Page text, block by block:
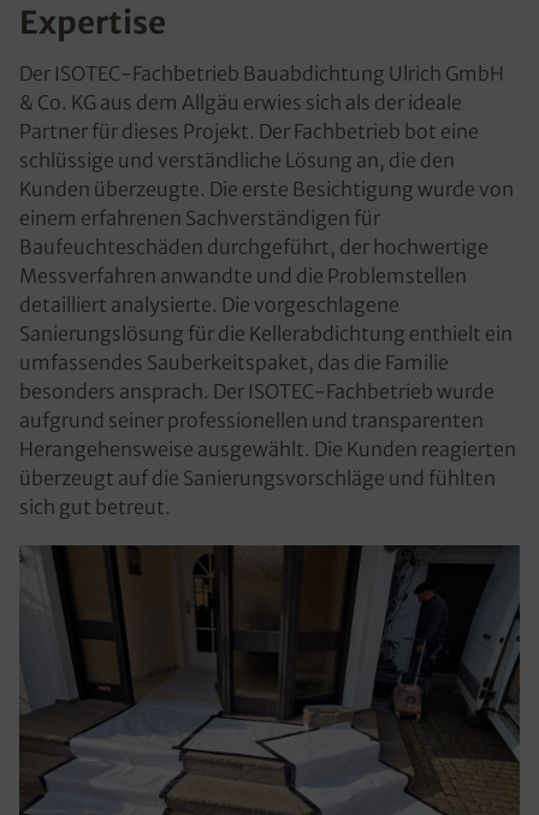
Expertise
Der ISOTEC-Fachbetrieb Bauabdichtung Ulrich GmbH
& Co. KG aus dem Allgäu erwies sich als der ideale
Partner für dieses Projekt. Der Fachbetrieb bot eine
schlüssige und verständliche Lösung an, die den
Kunden überzeugte. Die erste Besichtigung wurde von
einem erfahrenen Sachverständigen für
Baufeuchteschäden durchgeführt, der hochwertige
Messverfahren anwandte und die Problemstellen
detailliert analysierte. Die vorgeschlagene
Sanierungslösung für die Kellerabdichtung enthielt ein
umfassendes Sauberkeitspaket, das die Familie
besonders ansprach. Der ISOTEC-Fachbetrieb wurde
aufgrund seiner professionellen und transparenten
Herangehensweise ausgewählt. Die Kunden reagierten
überzeugt auf die Sanierungsvorschläge und fühlten
sich gut betreut.